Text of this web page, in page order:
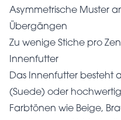
Asymmetrische Muster
Übergängen
Zu wenige Stiche pro
Innenfutter
Das Innenfutter besteht
(Suede) oder
Farbtönen wie Beige,